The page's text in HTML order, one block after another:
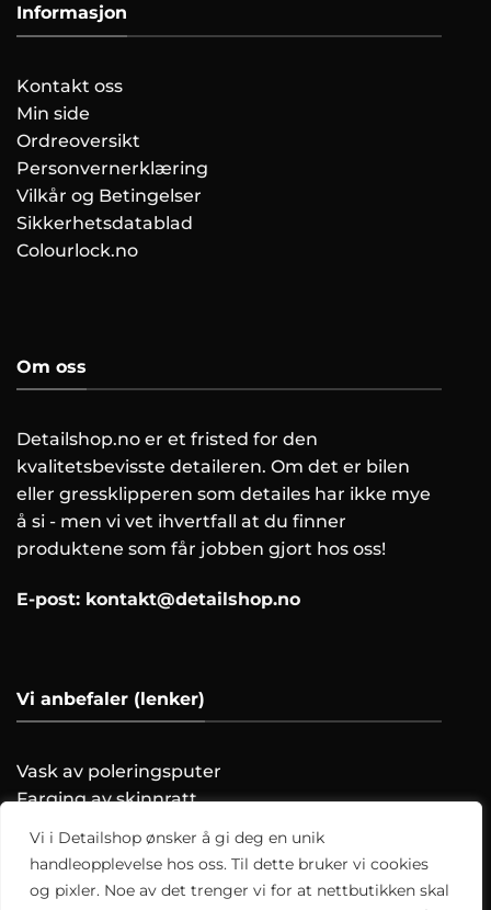
Vi i Detailshop ønsker å gi deg en unik
handleopplevelse hos oss. Til dette bruker vi cookies
og pixler. Noe av det trenger vi for at nettbutikken skal
Informasjon
Kontakt oss
Min side
Ordreoversikt
Personvernerklæring
Vilkår og Betingelser
Sikkerhetsdatablad
Colourlock.no
Om oss
Detailshop.no er et fristed for den
kvalitetsbevisste detaileren. Om det er bilen
eller gressklipperen som detailes har ikke mye
å si - men vi vet ihvertfall at du finner
produktene som får jobben gjort hos oss!
E-post: kontakt@detailshop.no
Vi anbefaler (lenker)
Vask av poleringsputer
Farging av skinnratt
Vask motoren trygt!
Hvordan clayer du?
Alle artikler